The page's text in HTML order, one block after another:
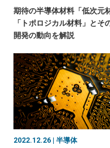
期待の半導体材料「低次元
「トポロジカル材料」とそ
開発の動向を解説
2022.12.26 | 半導体